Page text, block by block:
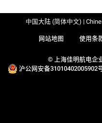
© 上海佳明航电企
沪公网安备31010402005902
网站地图 使用条
中国大陆 (简体中文) |